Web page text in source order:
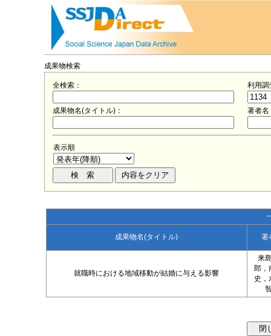
成果物検索
全検索： 利用調
成果物名(タイトル)： 著者名
表示順
成果物名(タイトル) 著
就職時における地域移動が結婚に与える影響
来
郎，
史，